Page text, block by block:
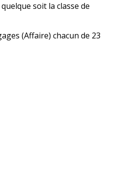
soit la classe de
(Affaire) chacun de 23